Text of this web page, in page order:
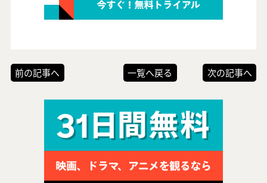
前の記事へ 一覧へ戻る 次の記事へ